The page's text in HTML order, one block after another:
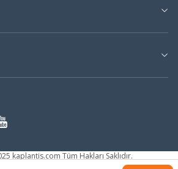
kaplantis.com Tüm Hakları Saklıdır.